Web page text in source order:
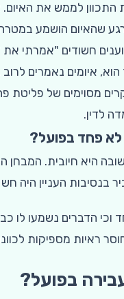
לממש את האיום.
שהאיום הושמע
חשודים "אמרתי
הוא, איומים נאמרים
מסוימים של פליטת
לדין.
לא פחד בפועל?
היא חיובית. המבחן
העניין היה חש
וכי הדברים נשמעו
ראיות מספיקות
בפועל?